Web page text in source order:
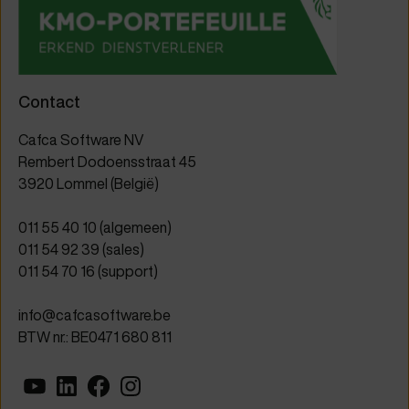
Contact
Cafca Software NV
Rembert Dodoensstraat 45
3920 Lommel (België)
011 55 40 10 (algemeen)
011 54 92 39 (sales)
011 54 70 16 (support)
info@cafcasoftware.be
BTW nr.: BE0471 680 811